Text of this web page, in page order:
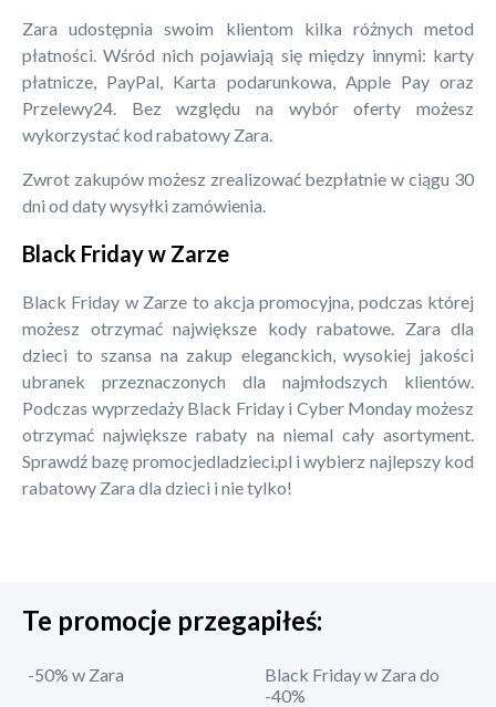
Zara udostępnia swoim klientom kilka różnych metod
płatności. Wśród nich pojawiają się między innymi: karty
płatnicze, PayPal, Karta podarunkowa, Apple Pay oraz
Przelewy24. Bez względu na wybór oferty możesz
wykorzystać kod rabatowy Zara.
Zwrot zakupów możesz zrealizować bezpłatnie w ciągu 30
dni od daty wysyłki zamówienia.
Black Friday w Zarze
Black Friday w Zarze to akcja promocyjna, podczas której
możesz otrzymać największe kody rabatowe. Zara dla
dzieci to szansa na zakup eleganckich, wysokiej jakości
ubranek przeznaczonych dla najmłodszych klientów.
Podczas wyprzedaży Black Friday i Cyber Monday możesz
otrzymać największe rabaty na niemal cały asortyment.
Sprawdź bazę promocjedladzieci.pl i wybierz najlepszy kod
rabatowy Zara dla dzieci i nie tylko!
Te promocje przegapiłeś:
-50% w Zara
Black Friday w Zara do
-40%